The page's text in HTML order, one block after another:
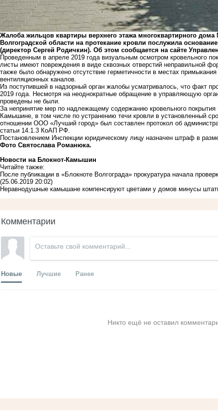
Жалоба жильцов квартиры верхнего этажа многоквартирного
Волгоградской области на протекание кровли послужила
(директор Сергей Родичкин). Об этом сообщается на сайте
Проведенным в апреле 2019 года визуальным осмотром кровельного
листы имеют повреждения в виде сквозных отверстий неправильной
также было обнаружено отсутствие герметичности в местах
вентиляционных каналов.
Из поступившей в надзорный орган жалобы усматривалось, что факт
2019 года. Несмотря на неоднократные обращение в управляющую
проведены не были.
За непринятие мер по надлежащему содержанию кровельного
Камышине, в том числе по устранению течи кровли в установленный
отношении ООО «Лучший город» был составлен протокол об
статьи 14.1.3 КоАП РФ.
Постановлением Инспекции юридическому лицу назначен штраф в
Фото Святослава Романюка.
Новости на Блoкнoт-Камышин
Читайте также:
После публикации в «Блокноте Волгограда» прокуратура начала
(25.06.2019 20:02)
Неравнодушные камышане компенсируют цветами у домов минусы
Комментарии
Новые Лучшие Ранее
Никто ещё не оставил